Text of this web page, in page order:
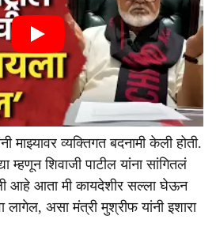
माझ्यावर व्यक्तिगत बदनामी केली होती.
म्हणून शिवाजी पाटील यांना सांगितलं
आहे आता मी कायदेशीर सल्ला घेऊन
लागेल, असा मंत्री मुश्रीफ यांनी इशारा